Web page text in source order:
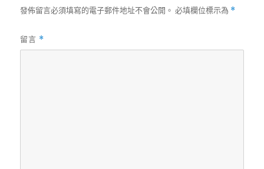
發佈留言必須填寫的電子郵件地址不會公開。 必填欄位標示為 *
留言 *